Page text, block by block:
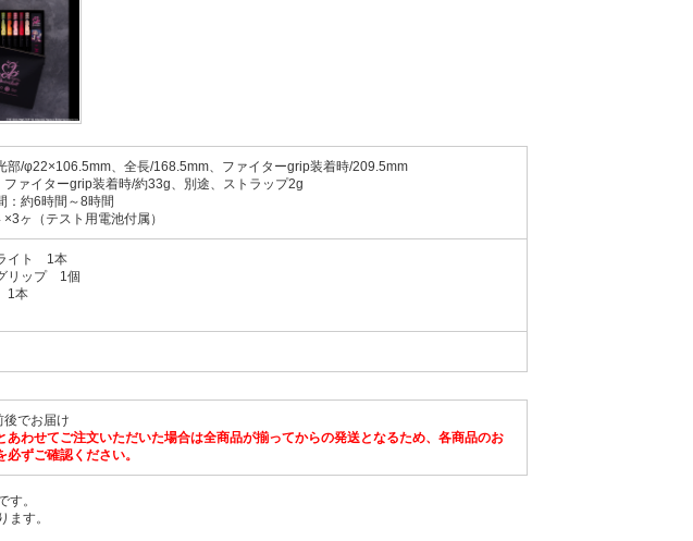
部/φ22×106.5mm、全長/168.5mm、ファイターgrip装着時/209.5mm
ァイターgrip装着時/約33g、別途、ストラップ2g
：約6時間～8時間
ヶ（テスト用電池付属）
イト 1本
リップ 1個
1本
でお届け
わせてご注文いただいた場合は全商品が揃ってからの発送となるため、各商品のお
必ずご確認ください。
す。
ます。